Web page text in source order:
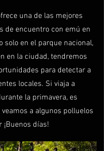
una de las mejores
de encuentro con emú en
solo en el parque nacional,
en la ciudad, tendremos
para detectar a
locales. Si viaja a
la primavera, es
a algunos polluelos
días!